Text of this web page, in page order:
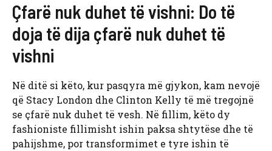
Çfarë nuk duhet të vishni: Do të
doja të dija çfarë nuk duhet të
vishni
Në ditë si këto, kur pasqyra më gjykon, kam nevojë
që Stacy London dhe Clinton Kelly të më tregojnë
se çfarë nuk duhet të vesh. Në fillim, këto dy
fashioniste fillimisht ishin paksa shtytëse dhe të
pahijshme, por transformimet e tyre ishin të